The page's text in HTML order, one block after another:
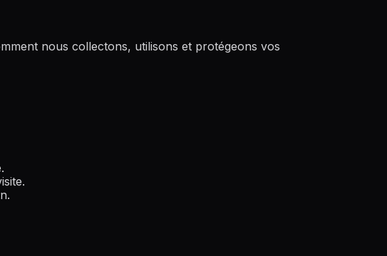
nous collectons, utilisons et protégeons vos